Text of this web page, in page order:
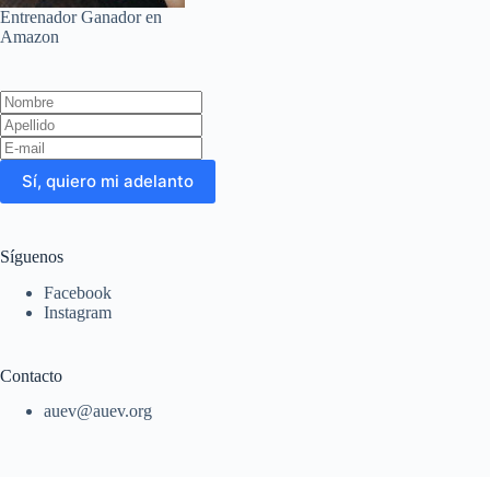
Entrenador Ganador en
Amazon
Leave
this
field
blank
Sí, quiero mi adelanto
Síguenos
Facebook
Instagram
Contacto
auev@auev.org